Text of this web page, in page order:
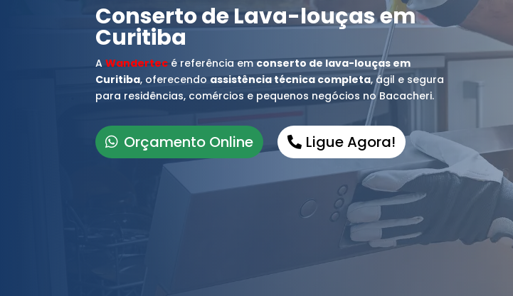
Conserto de Lava-louças em
Curitiba
AWandertec é referência emconserto de lava-louças em
Curitiba, oferecendo assistência técnica completa, ágil e segura
para residências, comércios e pequenos negócios no Bacacheri.
Orçamento Online Ligue Agora!